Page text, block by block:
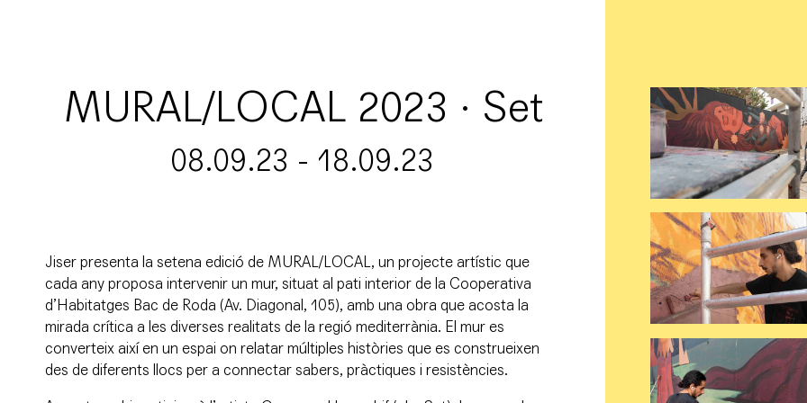
MURAL/LOCAL 2023 · Set
08.09.23 - 18.09.23
Jiser presenta la setena edició de MURAL/LOCAL, un projecte artístic que
cada any proposa intervenir un mur, situat al pati interior de la Cooperativa
d’Habitatges Bac de Roda (Av. Diagonal, 105), amb una obra que acosta la
mirada crítica a les diverses realitats de la regió mediterrània. El mur es
converteix així en un espai on relatar múltiples històries que es construeixen
des de diferents llocs per a connectar sabers, pràctiques i resistències.